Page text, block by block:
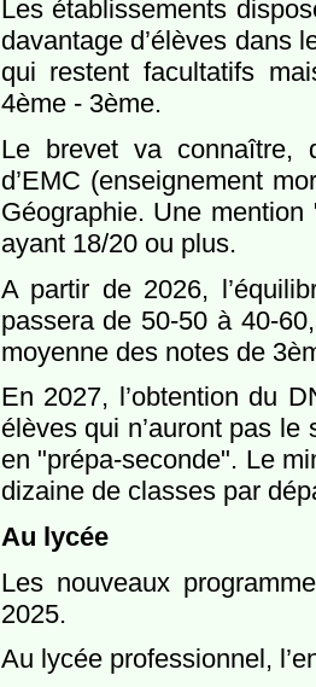
Les établissements
davantage d’élèves dans
qui restent facultatifs
4ème - 3ème.
Le brevet va connaître,
d’EMC (enseignement
Géographie. Une
ayant 18/20 ou plus.
A partir de 2026,
passera de 50-50 à 40-
moyenne des notes de
En 2027, l’obtention du
élèves qui n’auront pas
en "prépa-seconde". Le
dizaine de classes par
Au lycée
Les nouveaux
2025.
Au lycée professionnel,